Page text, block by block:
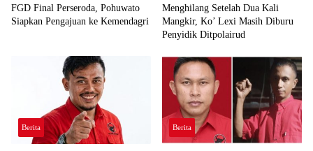
FGD Final Perseroda, Pohuwato
Siapkan Pengajuan ke Kemendagri
Menghilang Setelah Dua Kali
Mangkir, Ko’ Lexi Masih Diburu
Penyidik Ditpolairud
Berita Berita